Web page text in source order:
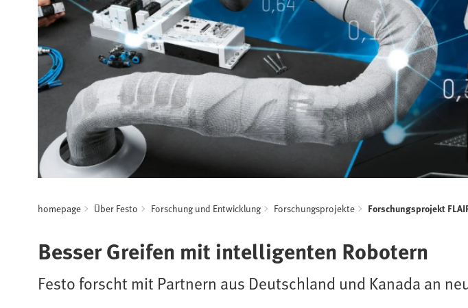
homepage Über Festo Forschung und Entwicklung Forschungsprojekte Forschungsprojekt
Besser Greifen mit intelligenten Robotern
Festo forscht mit Partnern aus Deutschland und Kanada an